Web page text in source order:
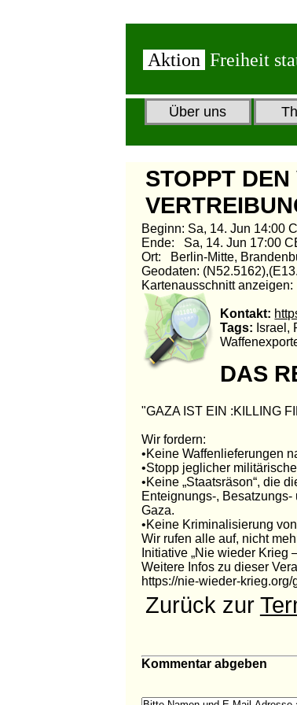
Aktion Freiheit
Über uns
STOPPT
Beginn: Sa, 14. Jun 14:00
Ende: Sa, 14. Jun 17:00
Ort: Berlin-Mitte,
Geodaten:
Kartenausschnitt anzeigen:
Kontakt:
Tags: Israel,
DAS
"GAZA IST EIN :KILLING
Wir fordern:
•Keine Waffenlieferungen
•Stopp jeglicher
•Keine „Staatsräson“, die
Enteignungs-,
Gaza.
•Keine Kriminalisierung
Wir rufen alle auf, nicht
Initiative „Nie wieder Krieg
Weitere Infos zu dieser
https://nie-wieder-krieg.org/
Zurück zur
Kommentar abgeben